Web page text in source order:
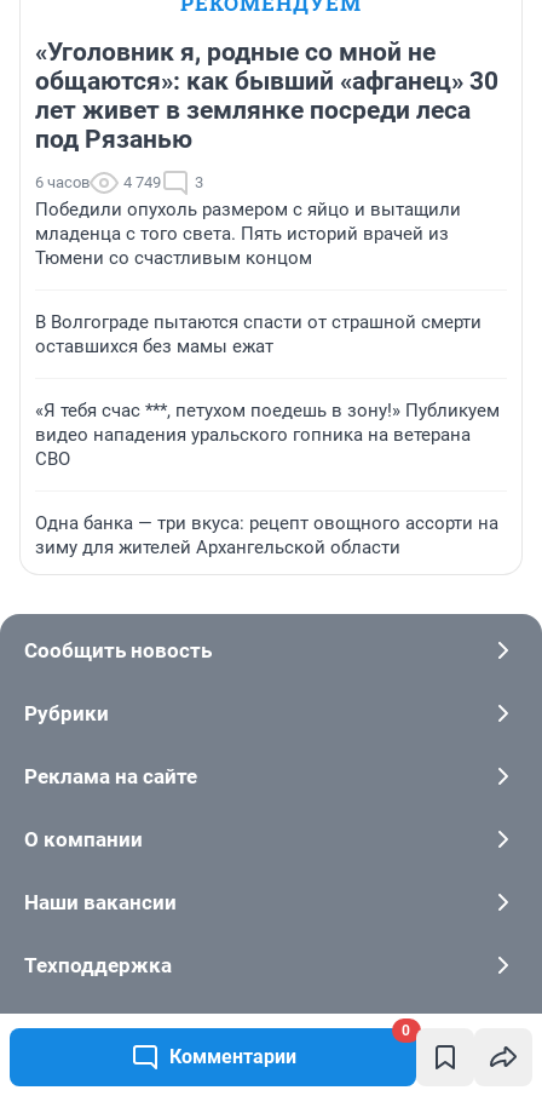
Комментарии
0
«Уголовник я, родные со мной не
общаются»: как бывший «афганец» 30
лет живет в землянке посреди леса
под Рязанью
6 часов 4 749 3
Победили опухоль размером с яйцо и вытащили
младенца с того света. Пять историй врачей из
Тюмени со счастливым концом
В Волгограде пытаются спасти от страшной смерти
оставшихся без мамы ежат
«Я тебя счас ***, петухом поедешь в зону!» Публикуем
видео нападения уральского гопника на ветерана
СВО
Одна банка — три вкуса: рецепт овощного ассорти на
зиму для жителей Архангельской области
Сообщить новость
Рубрики
Реклама на сайте
О компании
Наши вакансии
Техподдержка
Все города сети